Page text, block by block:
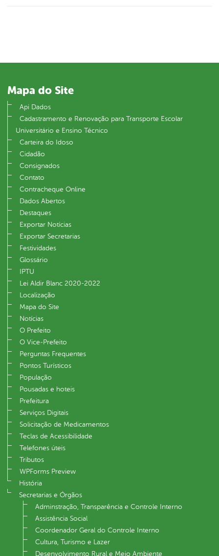
Mapa do Site
Api Dados
Cadastramento e Renovação para Transporte Escolar
Universitário e Ensino Técnico
Carteira do Idoso
Cidadão
Consignados
Contato
Contracheque Online
Dados Abertos
Destaques
Exportar Notícias
Exportar Secretarias
Festividades
Glossário
IPTU
Lei Aldir Blanc 2020-2022
Localização
Mapa do Site
Notícias
O Prefeito
O Vice‐Prefeito
Perguntas Frequentes
Pontos Turísticos
População
Pousadas e hoteis
Prefeitura
Serviços Digitais
Solicitação de Medicamentos
Teclas de Acessibilidade
Telefones úteis
Tributos
WPForms Preview
História
Secretarias e Órgãos
Adminstração, Transparência e Controle Interno
Assistência Social
Coordenador Geral do Controle Interno
Cultura, Turismo e Lazer
Desenvolvimento Rural e Meio Ambiente